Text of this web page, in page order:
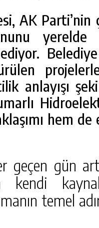
AK
anlayışı
hem
geçen gün
kendi
temel
KUR’AN KURSU
GEZISI.